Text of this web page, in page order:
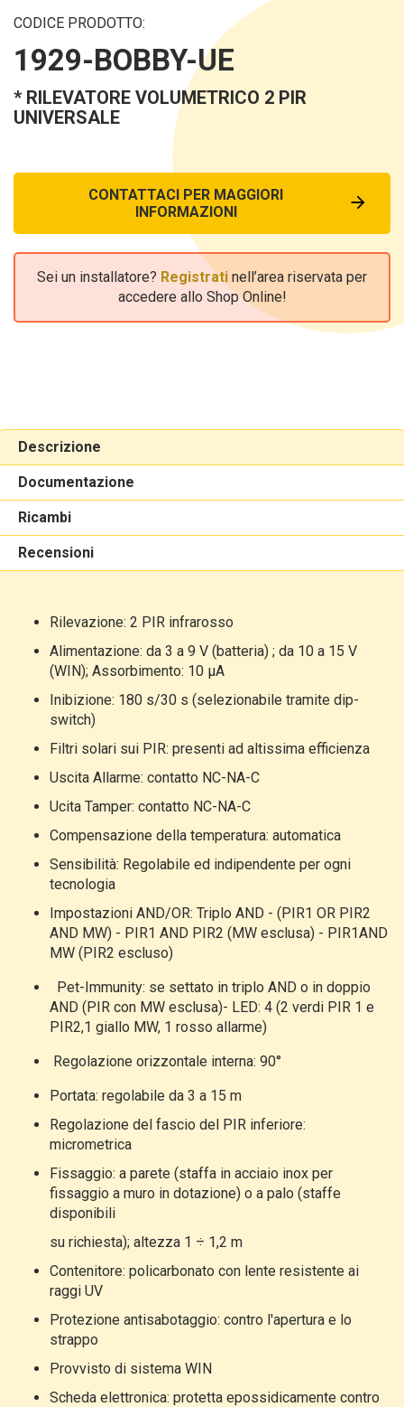
CODICE PRODOTTO:
1929-BOBBY-UE
* RILEVATORE VOLUMETRICO 2 PIR
UNIVERSALE
CONTATTACI PER MAGGIORI
INFORMAZIONI
Sei un installatore? Registrati nell’area riservata per
accedere allo Shop Online!
Descrizione
Documentazione
Ricambi
Recensioni
Rilevazione: 2 PIR infrarosso
Alimentazione: da 3 a 9 V (batteria) ; da 10 a 15 V
(WIN); Assorbimento: 10 μA
Inibizione: 180 s/30 s (selezionabile tramite dip-
switch)
Filtri solari sui PIR: presenti ad altissima efficienza
Uscita Allarme: contatto NC-NA-C
Ucita Tamper: contatto NC-NA-C
Compensazione della temperatura: automatica
Sensibilità: Regolabile ed indipendente per ogni
tecnologia
Impostazioni AND/OR: Triplo AND - (PIR1 OR PIR2
AND MW) - PIR1 AND PIR2 (MW esclusa) - PIR1AND
MW (PIR2 escluso)
Pet-Immunity: se settato in triplo AND o in doppio
AND (PIR con MW esclusa)- LED: 4 (2 verdi PIR 1 e
PIR2,1 giallo MW, 1 rosso allarme)
Regolazione orizzontale interna: 90°
Portata: regolabile da 3 a 15 m
Regolazione del fascio del PIR inferiore:
micrometrica
Fissaggio: a parete (staffa in acciaio inox per
fissaggio a muro in dotazione) o a palo (staffe
disponibili
su richiesta); altezza 1 ÷ 1,2 m
Contenitore: policarbonato con lente resistente ai
raggi UV
Protezione antisabotaggio: contro l'apertura e lo
strappo
Provvisto di sistema WIN
Scheda elettronica: protetta epossidicamente contro